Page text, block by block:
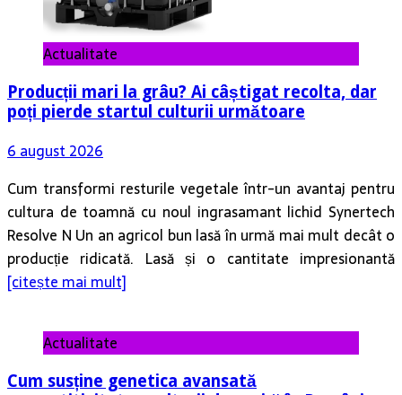
Actualitate
Producții mari la grâu? Ai câștigat recolta, dar
poți pierde startul culturii următoare
6 august 2026
Cum transformi resturile vegetale într-un avantaj pentru
cultura de toamnă cu noul ingrasamant lichid Synertech
Resolve N Un an agricol bun lasă în urmă mai mult decât o
producție ridicată. Lasă și o cantitate impresionantă
[citește mai mult]
Actualitate
Cum susține genetica avansată